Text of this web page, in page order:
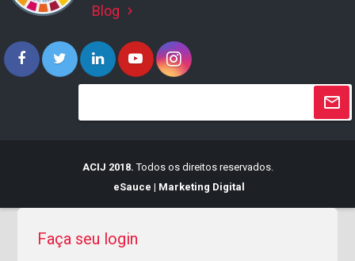
Blog keyboard_arrow_right
ACIJ 2018. Todos os direitos reservados.
eSauce | Marketing Digital
Faça seu login